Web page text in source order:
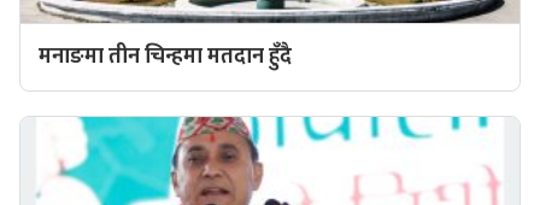
मनाङमा तीन चिन्हमा मतदान हुँदै